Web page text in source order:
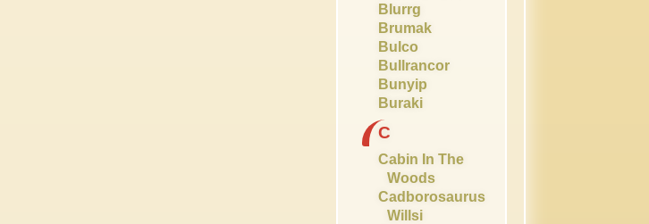
Blurrg
Brumak
Bulco
Bullrancor
Bunyip
Buraki
C
Cabin In The
Woods
Cadborosaurus
Willsi